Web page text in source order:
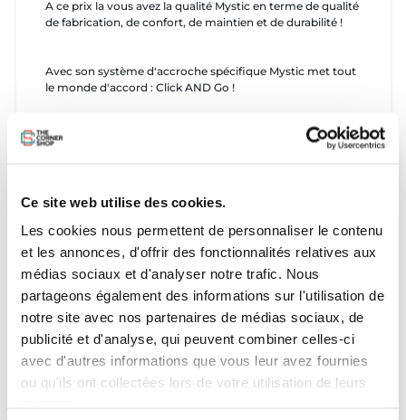
Ce site web utilise des cookies.
Les cookies nous permettent de personnaliser le contenu
et les annonces, d'offrir des fonctionnalités relatives aux
médias sociaux et d'analyser notre trafic. Nous
partageons également des informations sur l'utilisation de
notre site avec nos partenaires de médias sociaux, de
publicité et d'analyse, qui peuvent combiner celles-ci
avec d'autres informations que vous leur avez fournies
ou qu'ils ont collectées lors de votre utilisation de leurs
A ce prix la vous avez la qualité Mystic en terme de qualité
de fabrication, de confort, de maintien et de durabilité !
Avec son système d'accroche spécifique Mystic met tout
le monde d'accord : Click AND Go !